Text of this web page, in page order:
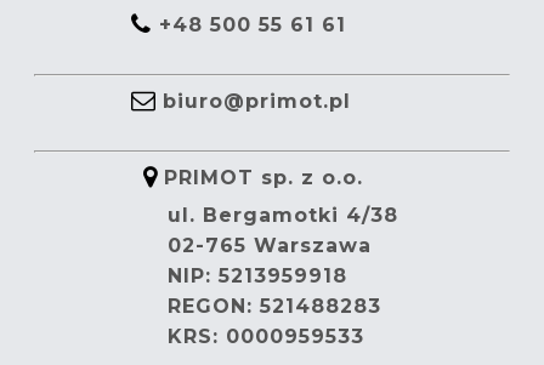
+48 500 55 61 61
biuro@primot.pl
PRIMOT sp. z o.o.
ul. Bergamotki 4/38
02-765 Warszawa
NIP: 5213959918
REGON: 521488283
KRS: 0000959533